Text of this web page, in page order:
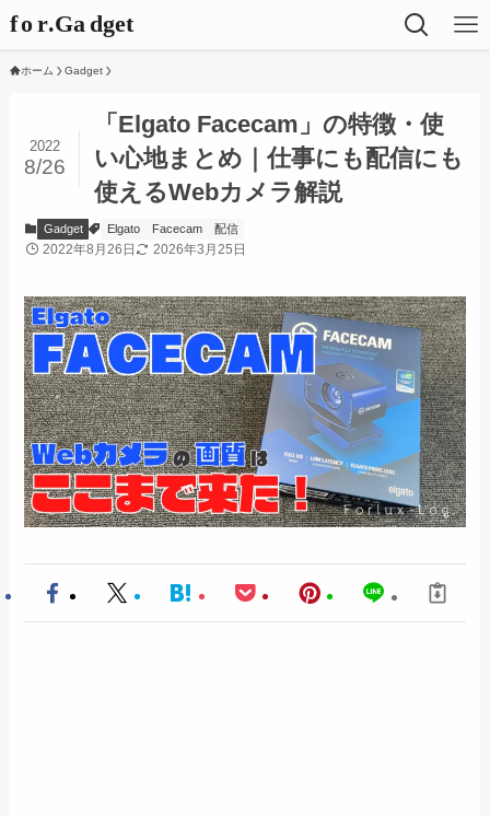
ホーム Gadget
「Elgato Facecam」の特徴・使
い心地まとめ｜仕事にも配信にも
使えるWebカメラ解説
2022
8/26
Gadget Elgato Facecam 配信
2022年8月26日 2026年3月25日